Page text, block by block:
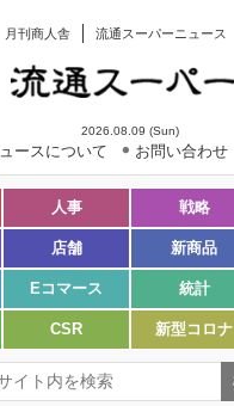
月刊商人舎 流通スーパーニュース
2026.08.09 (Sun)
ースについて お問い合わせ
人事 戦略
店舗 新商品
Eコマース 統計
CSR 新型コロナ